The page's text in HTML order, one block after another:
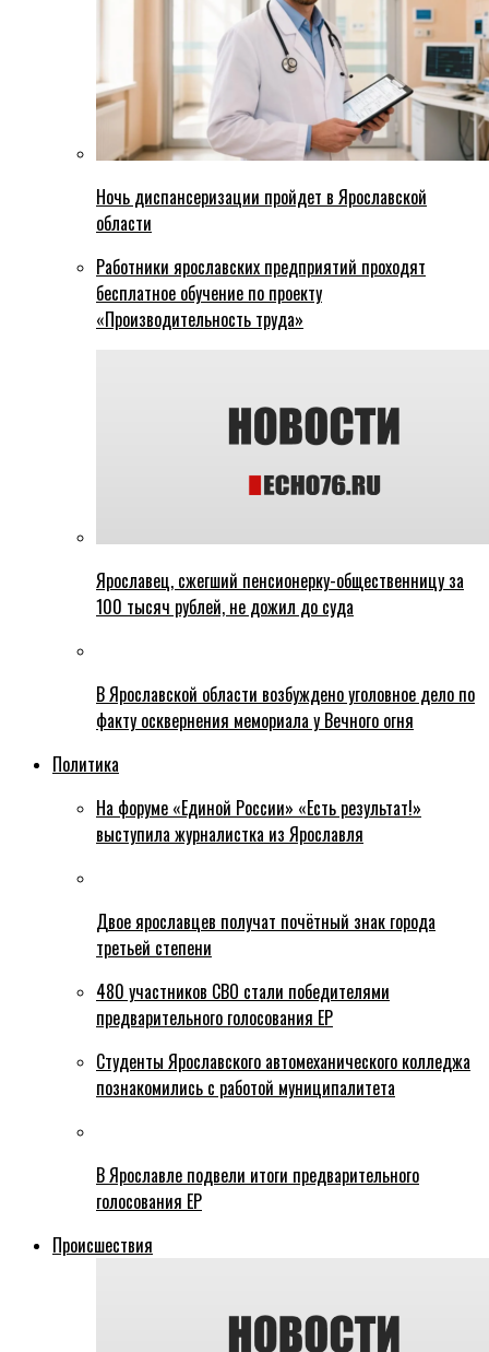
Ночь диспансеризации пройдет в Ярославской
области
Работники ярославских предприятий проходят
бесплатное обучение по проекту
«Производительность труда»
Ярославец, сжегший пенсионерку-общественницу за
100 тысяч рублей, не дожил до суда
В Ярославской области возбуждено уголовное дело по
факту осквернения мемориала у Вечного огня
Политика
На форуме «Единой России» «Есть результат!»
выступила журналистка из Ярославля
Двое ярославцев получат почётный знак города
третьей степени
480 участников СВО стали победителями
предварительного голосования ЕР
Студенты Ярославского автомеханического колледжа
познакомились с работой муниципалитета
В Ярославле подвели итоги предварительного
голосования ЕР
Происшествия